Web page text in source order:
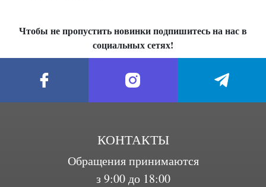
Чтобы не пропустить новинки подпишитесь на нас в
социальных сетях!
КОНТАКТЫ
Обращения принимаются
з 9:00 до 18:00